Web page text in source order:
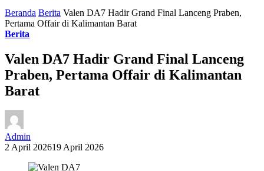
Beranda Berita Valen DA7 Hadir Grand Final Lanceng Praben,
Pertama Offair di Kalimantan Barat
Berita
Valen DA7 Hadir Grand Final Lanceng
Praben, Pertama Offair di Kalimantan
Barat
Admin
2 April 202619 April 2026